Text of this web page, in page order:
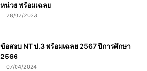
หน่วย พร้อมเฉลย
28/02/2023
ข้อสอบ NT ป.3 พร้อมเฉลย 2567 ปีการศึกษา
2566
07/04/2024